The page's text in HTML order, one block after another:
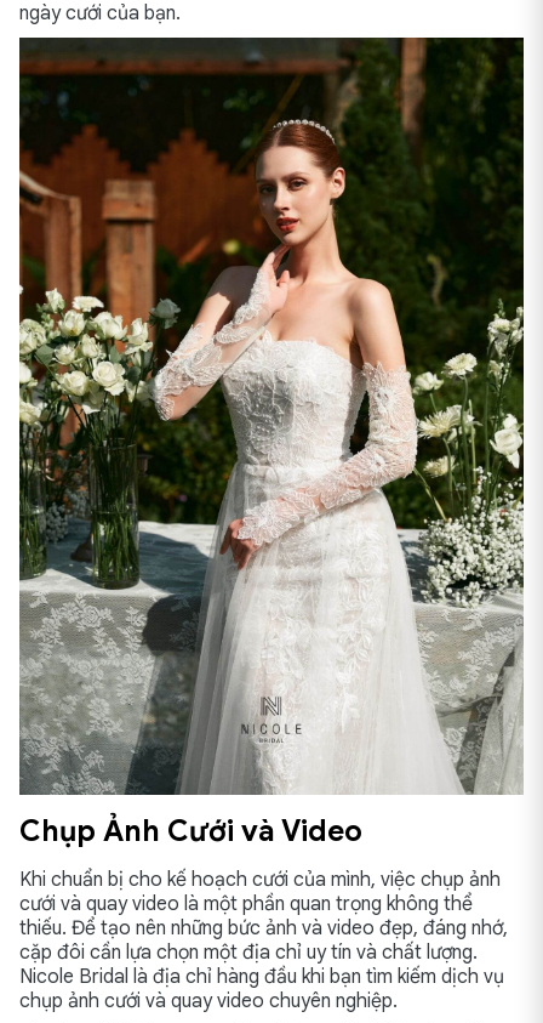
ngày cưới của bạn.
Chụp Ảnh Cưới và Video
Khi chuẩn bị cho kế hoạch cưới của mình, việc chụp ảnh
cưới và quay video là một phần quan trọng không thể
thiếu. Để tạo nên những bức ảnh và video đẹp, đáng nhớ,
cặp đôi cần lựa chọn một địa chỉ uy tín và chất lượng.
Nicole Bridal là địa chỉ hàng đầu khi bạn tìm kiếm dịch vụ
chụp ảnh cưới và quay video chuyên nghiệp.